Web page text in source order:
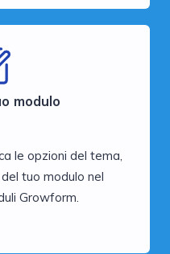
modulo
le opzioni del tema,
tuo modulo nel
Growform.